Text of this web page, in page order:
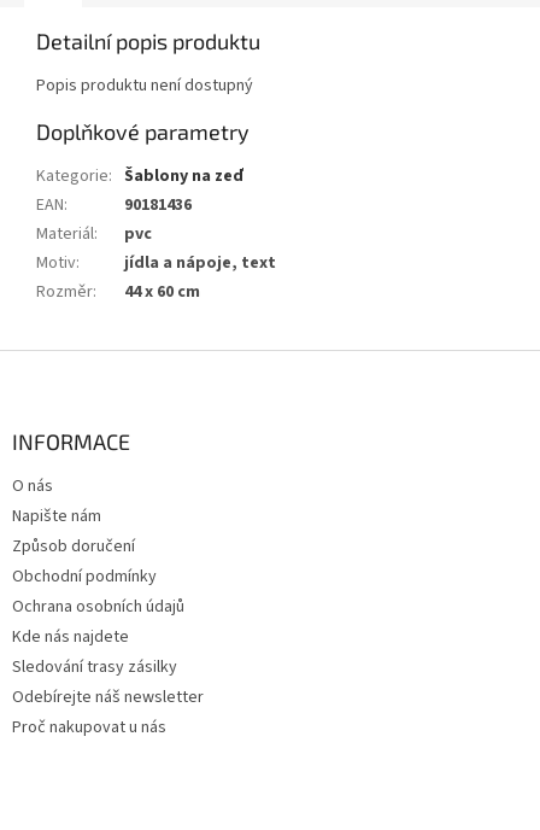
Detailní popis produktu
Popis produktu není dostupný
Doplňkové parametry
Kategorie: Šablony na zeď
EAN:
90181436
Materiál:
pvc
Motiv:
jídla a nápoje, text
Rozměr: 44 x 60 cm
INFORMACE
O nás
Napište nám
Způsob doručení
Obchodní podmínky
Ochrana osobních údajů
Kde nás najdete
Sledování trasy zásilky
Odebírejte náš newsletter
Proč nakupovat u nás